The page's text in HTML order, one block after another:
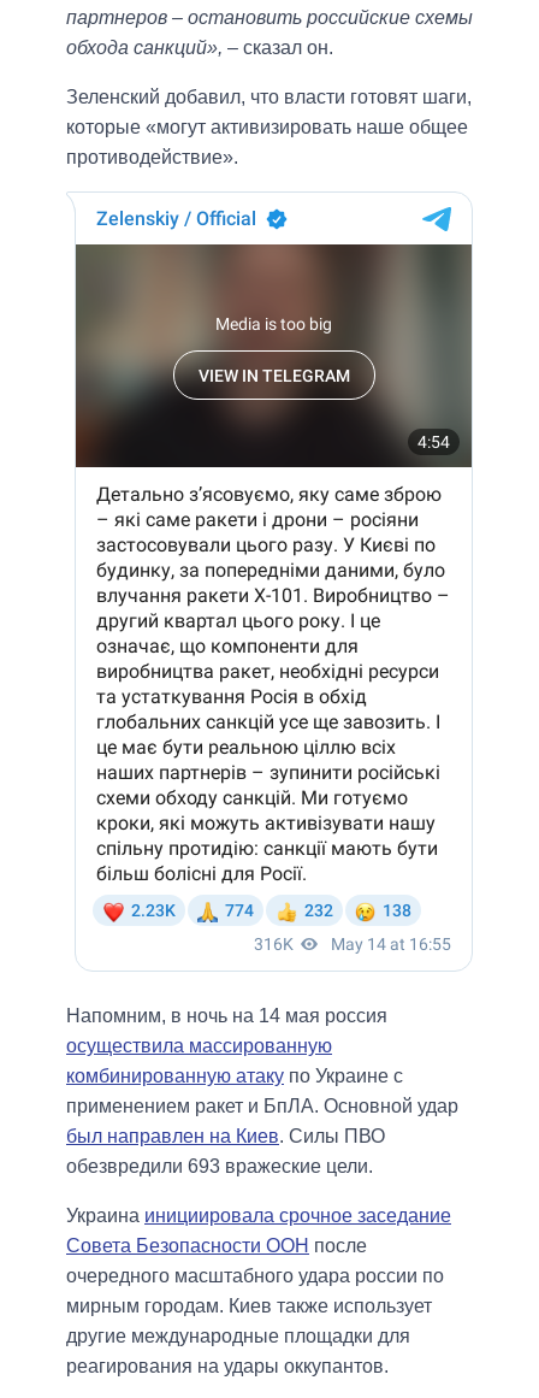
партнеров – остановить российские схемы
обхода санкций», – сказал он.
Зеленский добавил, что власти готовят шаги,
которые «могут активизировать наше общее
противодействие».
Напомним, в ночь на 14 мая россия
осуществила массированную
комбинированную атаку по Украине с
применением ракет и БпЛА. Основной удар
был направлен на Киев. Силы ПВО
обезвредили 693 вражеские цели.
Украина инициировала срочное заседание
Совета Безопасности ООН после
очередного масштабного удара россии по
мирным городам. Киев также использует
другие международные площадки для
реагирования на удары оккупантов.